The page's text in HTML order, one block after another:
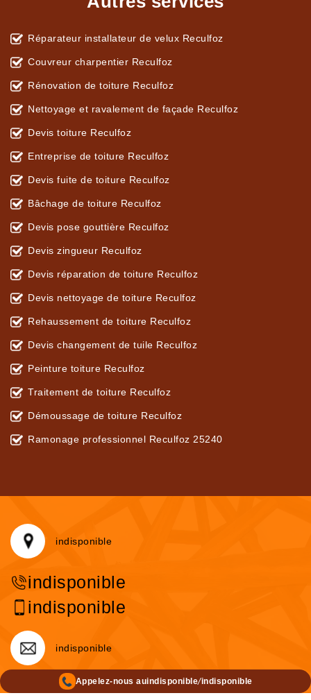
Réparateur installateur de velux Reculfoz
Couvreur charpentier Reculfoz
Rénovation de toiture Reculfoz
Nettoyage et ravalement de façade Reculfoz
Devis toiture Reculfoz
Entreprise de toiture Reculfoz
Devis fuite de toiture Reculfoz
Bâchage de toiture Reculfoz
Devis pose gouttière Reculfoz
Devis zingueur Reculfoz
Devis réparation de toiture Reculfoz
Devis nettoyage de toiture Reculfoz
Rehaussement de toiture Reculfoz
Devis changement de tuile Reculfoz
Peinture toiture Reculfoz
Traitement de toiture Reculfoz
Démoussage de toiture Reculfoz
Ramonage professionnel Reculfoz 25240
indisponible
indisponible
indisponible
indisponible
Appelez-nous auindisponible/indisponible